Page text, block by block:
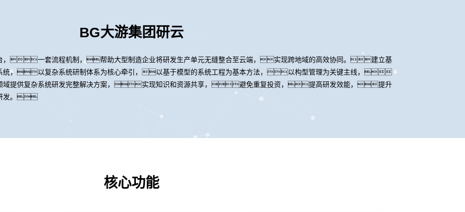
BG大游集团研云
一套流程机制，帮助大型制造企业将研发生产单元无缝整合至云端，实现跨地域的高效协同。建立基
系统，以复杂系统研制体系为核心牵引，以基于模型的系统工程为基本方法，以构型管理为关键主线，
域提供复杂系统研发完整解决方案，实现知识和资源共享，避免重复投资，提高研发效能，提升
发。
核心功能